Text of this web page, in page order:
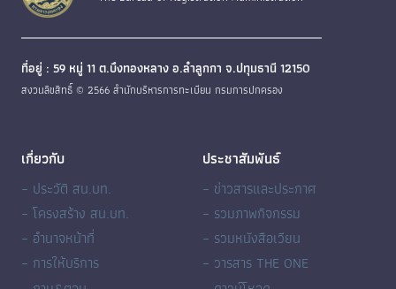
ที่อยู่ : 59 หมู่ 11 ต.บึงทองหลาง อ.ลำลูกกา จ.ปทุมธานี 12150
สงวนลิขสิทธิ์ © 2566 สำนักบริหารการทะเบียน กรมการปกครอง
เกี่ยวกับ
– ประวัติ สน.บท.
– โครงสร้าง สน.บท.
– อำนาจหน้าที่
– การให้บริการ
ประชาสัมพันธ์
– ข่าวสารและประกาศ
– รวมภาพกิจกรรม
– รวมหนังสือเวียน
– วารสาร THE ONE